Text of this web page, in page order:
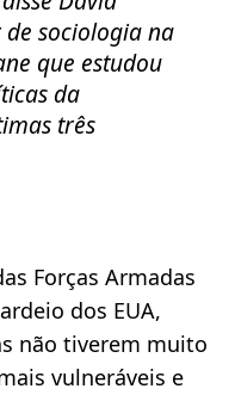
sociologia na
que estudou
da
três
Forças Armadas
dos EUA,
não tiverem muito
vulneráveis e